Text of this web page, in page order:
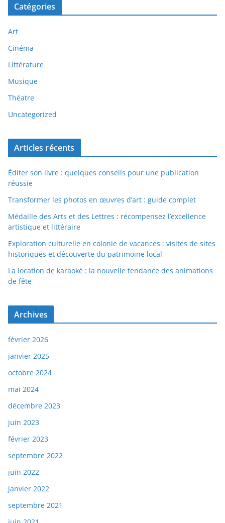
Catégories
Art
Cinéma
Littérature
Musique
Théatre
Uncategorized
Articles récents
Éditer son livre : quelques conseils pour une publication
réussie
Transformer les photos en œuvres d’art : guide complet
Médaille des Arts et des Lettres : récompensez l’excellence
artistique et littéraire
Exploration culturelle en colonie de vacances : visites de sites
historiques et découverte du patrimoine local
La location de karaoké : la nouvelle tendance des animations
de fête
Archives
février 2026
janvier 2025
octobre 2024
mai 2024
décembre 2023
juin 2023
février 2023
septembre 2022
juin 2022
janvier 2022
septembre 2021